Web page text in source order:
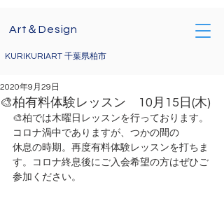
Art＆Design
KURIKURIART 千葉県柏市
🎨柏有料体験レッスン 10月15日(木)
2020年9月29日
🎨柏では木曜日レッスンを行っております。
コロナ渦中でありますが、つかの間の
休息の時期。再度有料体験レッスンを打ちま
す。コロナ終息後にご入会希望の方はぜひご
参加ください。